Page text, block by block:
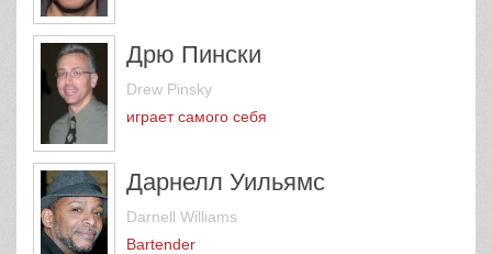
Дрю Пински
Drew Pinsky
играет самого себя
Дарнелл Уильямс
Darnell Williams
Bartender